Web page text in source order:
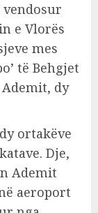
vendosur
e Vlorës
mes
të Behgjet
Ademit, dy
ortakëve
Dje,
Ademit
aeroport